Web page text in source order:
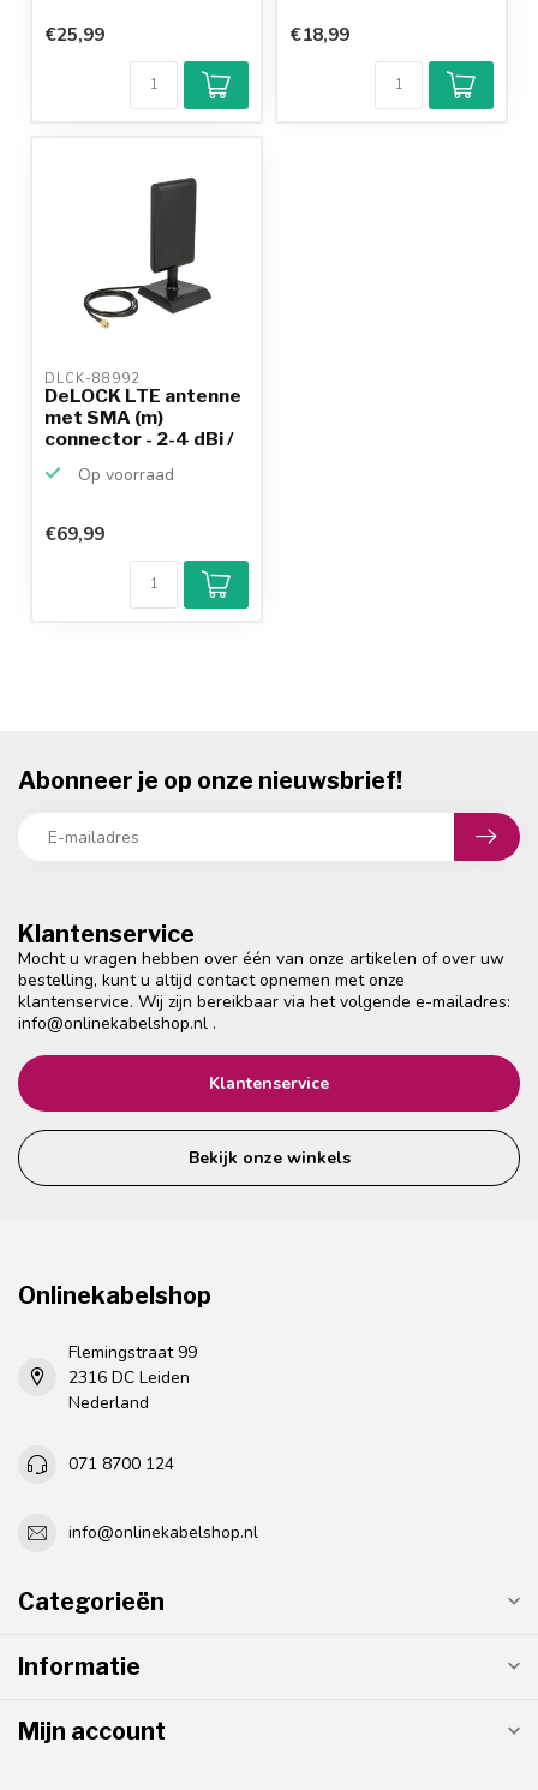
€25,99
Klantenbeoordeling
9,2/10
Achteraf
betalen mogelijk
€18,99
DLCK-88992
DeLOCK LTE antenne
met SMA (m)
connector - 2-4 dBi /
Op voorraad
€69,99
Klantenservice
Mocht u vragen hebben over één van onze artikelen of over uw
bestelling, kunt u altijd contact opnemen met onze
klantenservice. Wij zijn bereikbaar via het volgende e-mailadres:
info@onlinekabelshop.nl .
Klantenservice
Bekijk onze winkels
Abonneer je op onze nieuwsbrief!
Onlinekabelshop
Flemingstraat 99
2316 DC Leiden
Nederland
071 8700 124
info@onlinekabelshop.nl
Categorieën
Informatie
Mijn account